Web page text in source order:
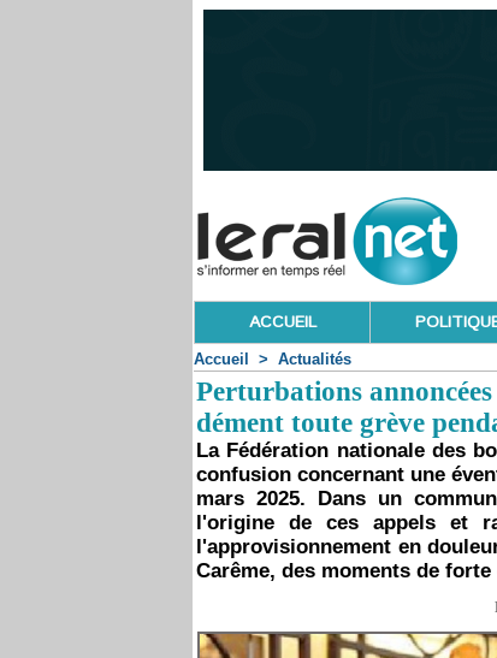
ACCUEIL
Accueil > Actualités
Perturbations
dément toute grève
La Fédération nationale des
confusion concernant une
mars 2025. Dans un
l'origine de ces appels et
l'approvisionnement en
Carême, des moments de